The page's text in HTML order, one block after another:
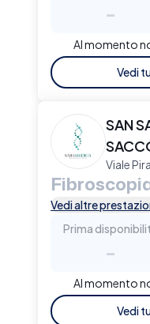
-
Al momento
Vedi
SAN
Viale
Vedi altre
Prima
-
Al momento
Vedi